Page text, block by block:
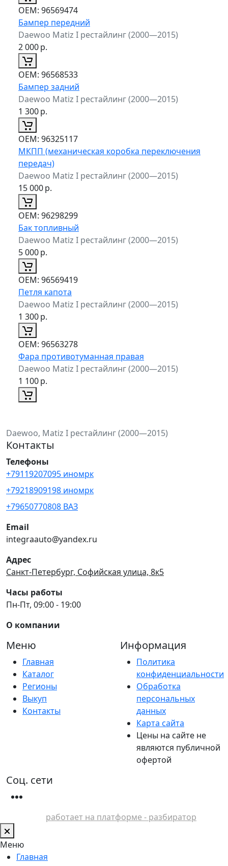
ОЕМ: 96569474
Бампер передний
Daewoo Matiz I рестайлинг (2000—2015)
2 000р.
ОЕМ: 96568533
Бампер задний
Daewoo Matiz I рестайлинг (2000—2015)
1 300р.
ОЕМ: 96325117
МКПП (механическая коробка переключения
передач)
Daewoo Matiz I рестайлинг (2000—2015)
15 000р.
ОЕМ: 96298299
Бак топливный
Daewoo Matiz I рестайлинг (2000—2015)
5 000р.
ОЕМ: 96569419
Петля капота
Daewoo Matiz I рестайлинг (2000—2015)
1 300р.
ОЕМ: 96563278
Фара противотуманная правая
Daewoo Matiz I рестайлинг (2000—2015)
1 100р.
Daewoo, Matiz I рестайлинг (2000—2015)
Контакты
Телефоны
+79119207095 иномрк
+79218909198 иномрк
+79650770808 ВАЗ
Email
integraauto@yandex.ru
Адрес
Санкт-Петербург, Софийская улица, 8к5
Часы работы
Пн-Пт, 09:00 - 19:00
О компании
Меню
Главная
Каталог
Регионы
Выкуп
Контакты
Информация
Политика
конфиденциальности
Обработка
персональных
данных
Карта сайта
Цены на сайте не
являются публичной
офертой
Соц. сети
работает на платформе - разбиратор
Меню
Главная